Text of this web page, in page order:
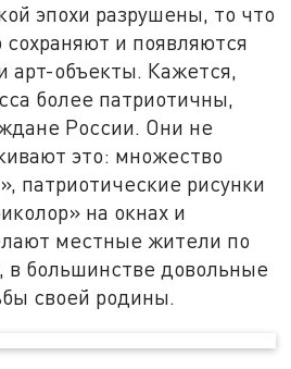
эпохи разрушены, то что
и появляются
арт-объекты. Кажется,
более патриотичны,
России. Они не
это: множество
патриотические рисунки
на окнах и
местные жители по
в большинстве довольные
своей родины.